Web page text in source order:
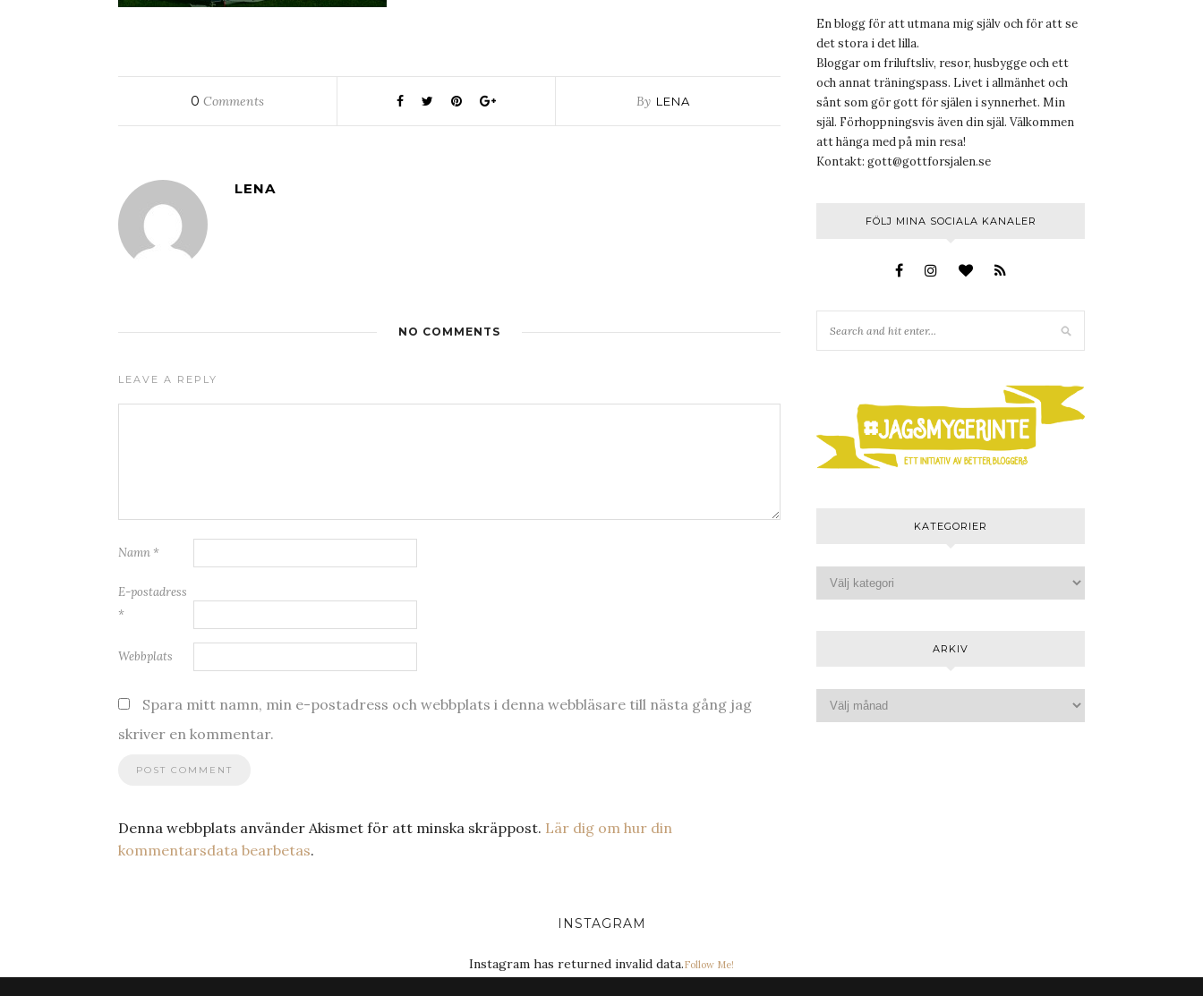
0 Comments By LENA
LENA
NO COMMENTS
LEAVE A REPLY
Namn *
E-postadress
*
Webbplats
Spara mitt namn, min e-postadress och webbplats i denna webbläsare till nästa gång jag
skriver en kommentar.
Denna webbplats använder Akismet för att minska skräppost. Lär dig om hur din
kommentarsdata bearbetas.
En blogg för att utmana mig själv och för att se
det stora i det lilla.
Bloggar om friluftsliv, resor, husbygge och ett
och annat träningspass. Livet i allmänhet och
sånt som gör gott för själen i synnerhet. Min
själ. Förhoppningsvis även din själ. Välkommen
att hänga med på min resa!
Kontakt: gott@gottforsjalen.se
FÖLJ MINA SOCIALA KANALER
KATEGORIER
ARKIV
INSTAGRAM
Instagram has returned invalid data.Follow Me!